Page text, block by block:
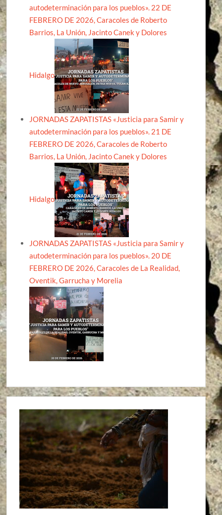
autodeterminación para los pueblos». 22 DE
FEBRERO DE 2026, Caracoles de Roberto
Barrios, La Unión, Jacinto Canek y Dolores
Hidalgo
JORNADAS ZAPATISTAS «Justicia para Samir y
autodeterminación para los pueblos». 21 DE
FEBRERO DE 2026, Caracoles de Roberto
Barrios, La Unión, Jacinto Canek y Dolores
Hidalgo
JORNADAS ZAPATISTAS «Justicia para Samir y
autodeterminación para los pueblos». 20 DE
FEBRERO DE 2026, Caracoles de La Realidad,
Oventik, Garrucha y Morelia